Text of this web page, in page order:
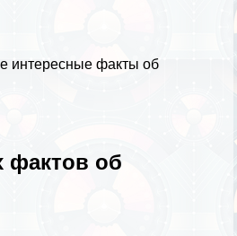
интересные факты об
фактов об